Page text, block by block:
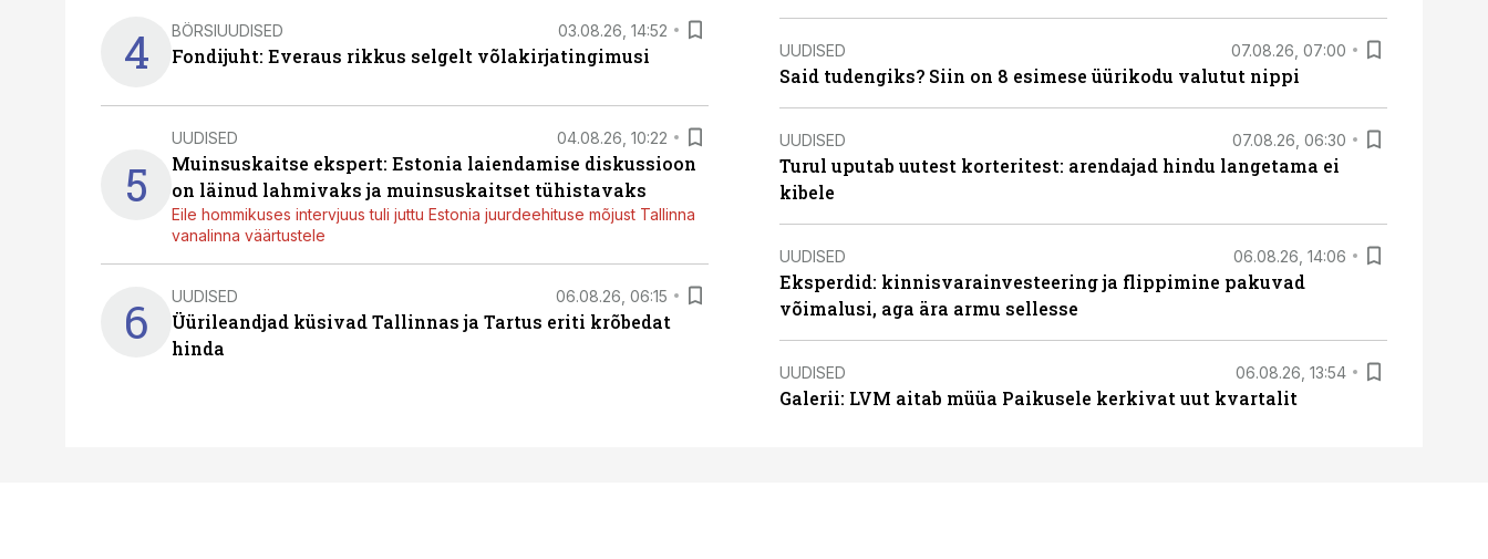
4 BÖRSIUUDISED 03.08.26, 14:52
Fondijuht: Everaus rikkus selgelt võlakirjatingimusi
5
UUDISED 04.08.26, 10:22
Muinsuskaitse ekspert: Estonia laiendamise diskussioon
on läinud lahmivaks ja muinsuskaitset tühistavaks
Eile hommikuses intervjuus tuli juttu Estonia juurdeehituse mõjust Tallinna
vanalinna väärtustele
6 UUDISED 06.08.26, 06:15
Üürileandjad küsivad Tallinnas ja Tartus eriti krõbedat
hinda
UUDISED 07.08.26, 07:00
Said tudengiks? Siin on 8 esimese üürikodu valutut nippi
UUDISED 07.08.26, 06:30
Turul uputab uutest korteritest: arendajad hindu langetama ei
kibele
UUDISED 06.08.26, 14:06
Eksperdid: kinnisvarainvesteering ja flippimine pakuvad
võimalusi, aga ära armu sellesse
UUDISED 06.08.26, 13:54
Galerii: LVM aitab müüa Paikusele kerkivat uut kvartalit